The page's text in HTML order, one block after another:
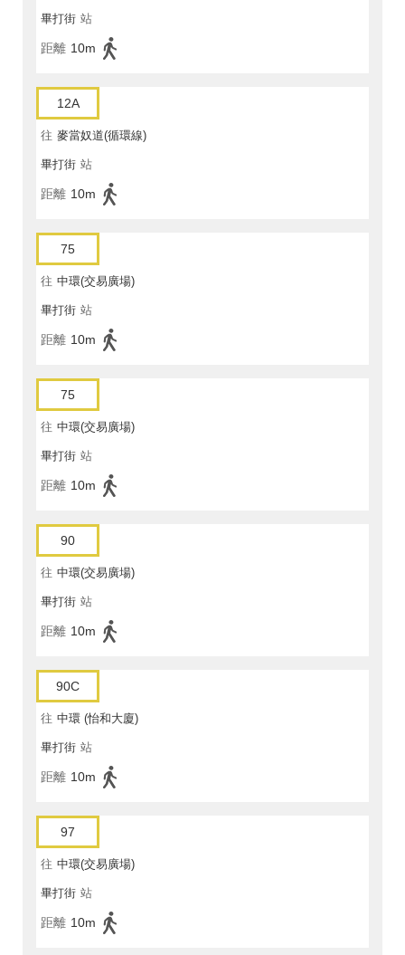
畢打街 站
距離 10m
12A
往 麥當奴道(循環線)
畢打街 站
距離 10m
75
往 中環(交易廣場)
畢打街 站
距離 10m
75
往 中環(交易廣場)
畢打街 站
距離 10m
90
往 中環(交易廣場)
畢打街 站
距離 10m
90C
往 中環 (怡和大廈)
畢打街 站
距離 10m
97
往 中環(交易廣場)
畢打街 站
距離 10m